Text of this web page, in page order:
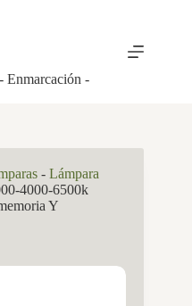
Enmarcación -
- Lámpara
4000-6500k
Y